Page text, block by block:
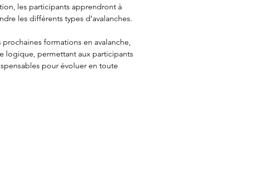
les participants apprendront à
les différents types d’avalanches.
formations en avalanche,
logique, permettant aux participants
pour évoluer en toute